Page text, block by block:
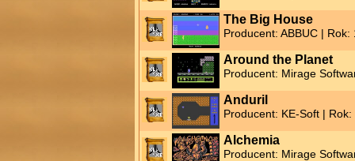
The Big House
Producent: ABBUC | Rok:
Around the Planet
Producent: Mirage
Anduril
Producent: KE-Soft | Rok:
Alchemia
Producent: Mirage